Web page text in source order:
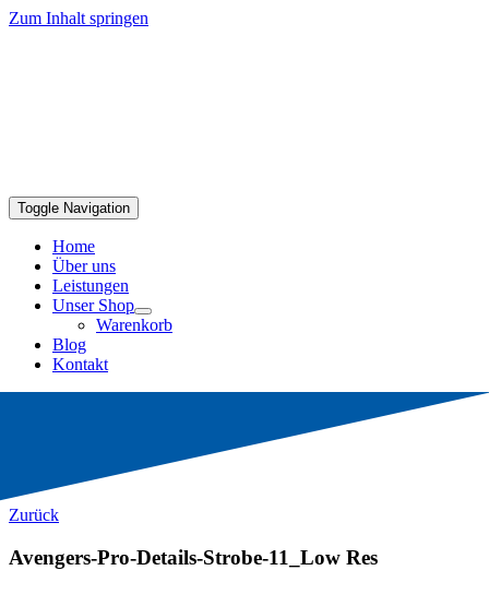
Zum Inhalt springen
Toggle Navigation
Home
Über uns
Leistungen
Unser Shop
Warenkorb
Blog
Kontakt
Zurück
Avengers-Pro-Details-Strobe-11_Low Res